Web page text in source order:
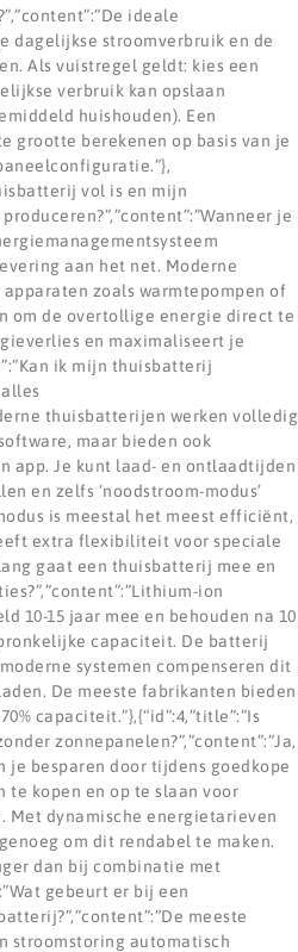
ideale
dagelijkse stroomverbruik en de
Als vuistregel geldt: kies een
verbruik kan opslaan
huishouden). Een
grootte berekenen op basis van je
vol is en mijn
je
aan het net. Moderne
zoals warmtepompen of
om de overtollige energie direct te
en maximaliseert je
ik mijn thuisbatterij
thuisbatterijen werken volledig
maar bieden ook
app. Je kunt laad- en ontlaadtijden
en zelfs ‘noodstroom-modus’
is meestal het meest efficiënt,
extra flexibiliteit voor speciale
gaat een thuisbatterij mee en
ion
10-15 jaar mee en behouden na 10
capaciteit. De batterij
systemen compenseren dit
De meeste fabrikanten bieden
capaciteit.”},{“id”:4,”title”:”Is
zonnepanelen?”,”content”:”Ja,
je besparen door tijdens goedkope
te kopen en op te slaan voor
Met dynamische energietarieven
om dit rendabel te maken.
dan bij combinatie met
gebeurt er bij een
meeste
stroomstoring automatisch